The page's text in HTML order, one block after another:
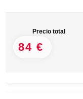
Precio total
84 €